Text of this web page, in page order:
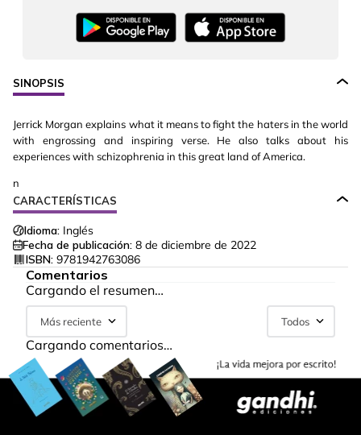
SINOPSIS
Jerrick Morgan explains what it means to fight the haters in the world
with engrossing and inspiring verse. He also talks about his
experiences with schizophrenia in this great land of America.
n
CARACTERÍSTICAS
Idioma: Inglés
Fecha de publicación: 8 de diciembre de 2022
ISBN: 9781942763086
Comentarios
Cargando el resumen…
Más reciente Todos
Cargando comentarios…